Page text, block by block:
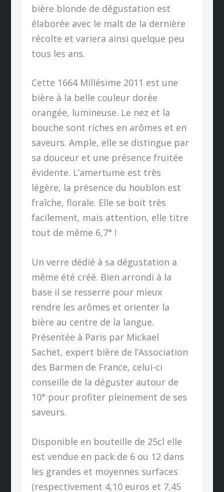
bière blonde de dégustation est
élaborée avec le malt de la dernière
récolte et variera ainsi quelque peu
tous les ans.
Cette 1664 Millésime 2011 est une
bière à la belle couleur dorée
orangée, lumineuse. Le nez et la
bouche sont riches en arômes et en
saveurs. Ample, elle se distingue par
sa douceur et une présence fruitée
évidente. L’amertume est très
légère, la présence du houblon est
fraîche, florale. Elle se boit très
facilement, mais attention, elle titre
tout de même 6,7° !
Un verre dédié à sa dégustation a
même été créé. Bien arrondi à la
base il se resserre pour mieux
rendre les arômes et orienter la
bière au centre de la langue.
Présentée à Paris par Mickael
Sachet, expert bière de l’Association
des Barmen de France, celui-ci
conseille de la déguster autour de
10° pour profiter pleinement de ses
saveurs.
Disponible en bouteille de 25cl elle
est vendue en pack de 6 ou 12 dans
les grandes et moyennes surfaces
(respectivement 4,10 euros et 7,45